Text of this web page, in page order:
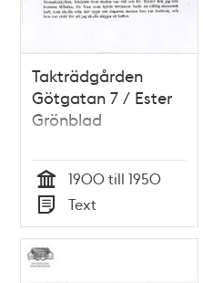
Takträdgården
Götgatan 7 / Ester
Grönblad
Tid
1900 till 1950
Typ
Text